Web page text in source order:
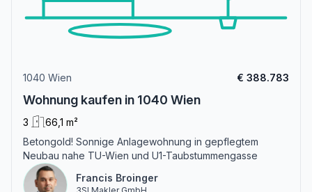
1040 Wien € 388.783
Wohnung kaufen in 1040 Wien
3
66,1 m²
Betongold! Sonnige Anlagewohnung in gepflegtem
Neubau nahe TU-Wien und U1-Taubstummengasse
Francis Broinger